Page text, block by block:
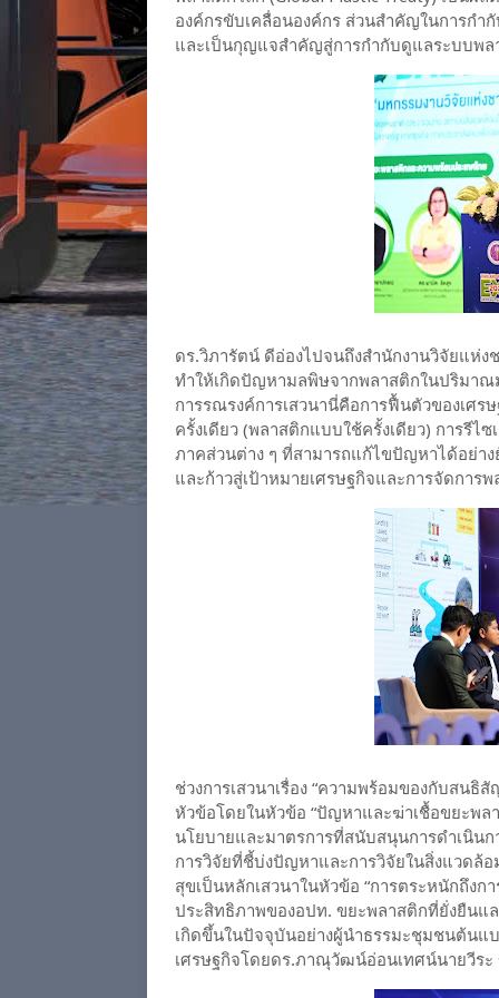
องค์กรขับเคลื่อนองค์กร ส่วนสำคัญในการกำ
และเป็นกุญแจสำคัญสู่การกำกับดูแลระบบพล
ดร.วิภารัตน์ ดีอ่องไปจนถึงสำนักงานวิจัยแห่
ทำให้เกิดปัญหามลพิษจากพลาสติกในปริมาณ
การรณรงค์การเสวนานี่คือการฟื้นตัวของเศ
ครั้งเดียว (พลาสติกแบบใช้ครั้งเดียว) การรีไ
ภาคส่วนต่าง ๆ ที่สามารถแก้ไขปัญหาได้อย่า
และก้าวสู่เป้าหมายเศรษฐกิจและการจัดการ
ช่วงการเสวนาเรื่อง “ความพร้อมของกับสน
หัวข้อโดยในหัวข้อ “ปัญหาและฆ่าเชื้อขยะพล
นโยบายและมาตรการที่สนับสนุนการดำเนิน
การวิจัยที่ชี้บ่งปัญหาและการวิจัยในสิ่งแวดล้
สุขเป็นหลักเสวนาในหัวข้อ “การตระหนักถึงก
ประสิทธิภาพของอปท. ขยะพลาสติกที่ยั่งยืนแ
เกิดขึ้นในปัจจุบันอย่างผู้นำธรรมะชุมชนต้นแ
เศรษฐกิจโดยดร.ภาณุวัฒน์อ่อนเทศน์นายวีร